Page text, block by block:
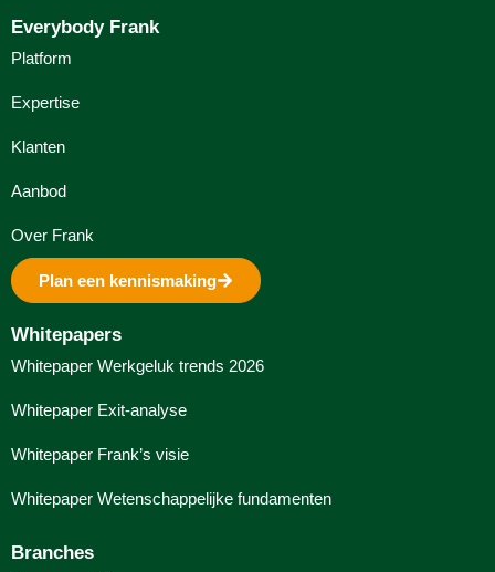
Everybody Frank
Platform
Expertise
Klanten
Aanbod
Over Frank
Plan een kennismaking
Whitepapers
Whitepaper Werkgeluk trends 2026
Whitepaper Exit-analyse
Whitepaper Frank’s visie
Whitepaper Wetenschappelijke fundamenten
Branches